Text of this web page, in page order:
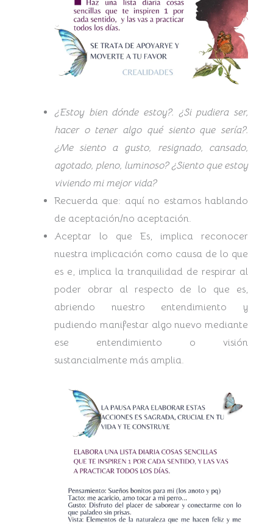
¿Estoy bien dónde estoy?. ¿Si pudiera ser,
hacer o tener algo qué siento que sería?.
¿Me siento a gusto, resignado, cansado,
agotado, pleno, luminoso? ¿Siento que estoy
viviendo mi mejor vida?
Recuerda que: aquí no estamos hablando
de aceptación/no aceptación.
Aceptar lo que Es, implica reconocer
nuestra implicación como causa de lo que
es e, implica la tranquilidad de respirar al
poder obrar al respecto de lo que es,
abriendo nuestro entendimiento y
pudiendo manifestar algo nuevo mediante
ese entendimiento o visión
sustancialmente más amplia.